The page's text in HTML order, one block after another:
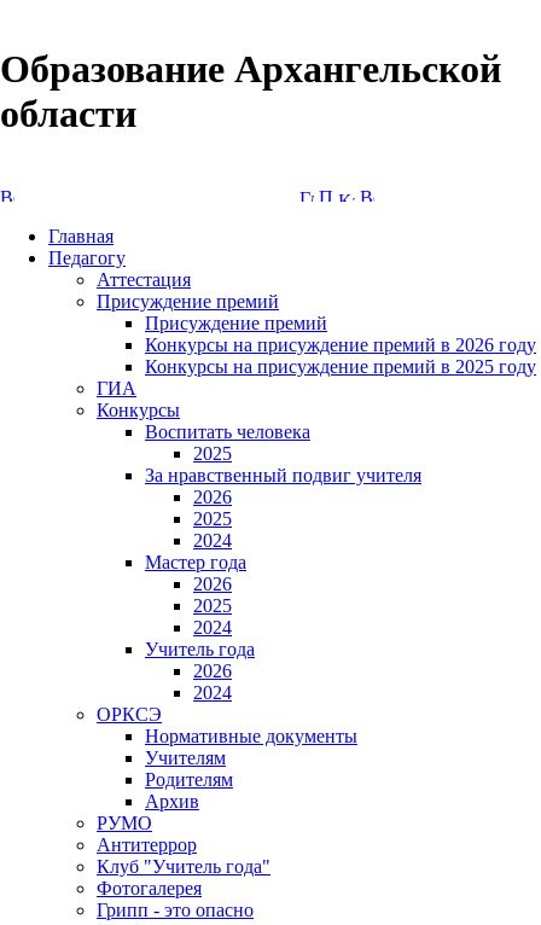
Образование Архангельской
области
Главная
Педагогу
Аттестация
Присуждение премий
Присуждение премий
Конкурсы на присуждение премий в 2026 году
Конкурсы на присуждение премий в 2025 году
ГИА
Конкурсы
Воспитать человека
2025
За нравственный подвиг учителя
2026
2025
2024
Мастер года
2026
2025
2024
Учитель года
2026
2024
ОРКСЭ
Нормативные документы
Учителям
Родителям
Архив
РУМО
Антитеррор
Клуб "Учитель года"
Фотогалерея
Грипп - это опасно